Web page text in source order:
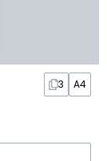
3 A4